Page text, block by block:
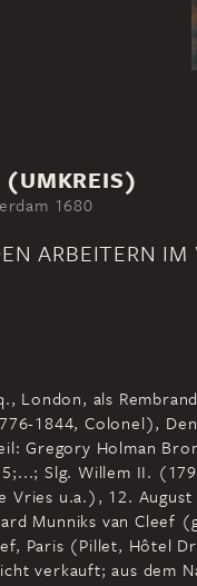
(UMKREIS)
1680
ARBEITERN IM
London, als
1844, Colonel),
Gregory Holman
Slg. Willem II.
Vries u.a.), 12.
Munniks van Cleef
Paris (Pillet, Hôtel
verkauft; aus dem